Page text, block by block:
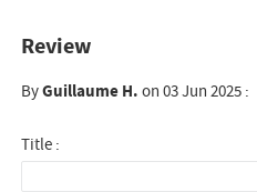
Review
ByGuillaume H.on 03 Jun 2025 :
Title :